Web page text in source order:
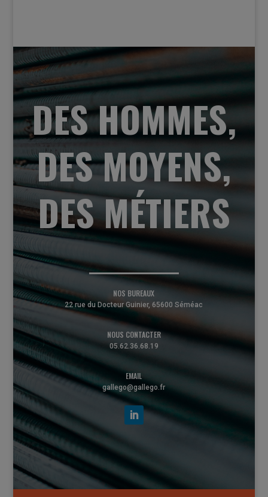
DES HOMMES,
DES MOYENS,
DES MÉTIERS
NOS BUREAUX
22 rue du Docteur Guinier, 65600 Séméac
NOUS CONTACTER
05.62.36.68.19
EMAIL
gallego@gallego.fr